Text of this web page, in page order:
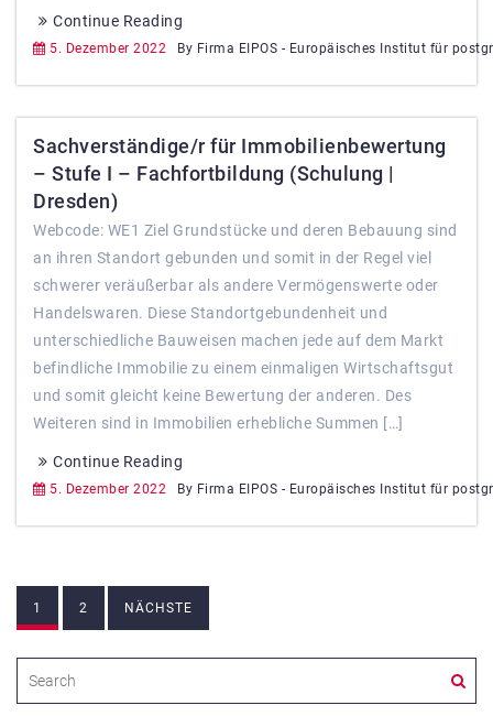
Continue Reading
5. Dezember 2022 By Firma EIPOS - Europäisches Institut für
Sachverständige/r für Immobilienbewertung
– Stufe I – Fachfortbildung (Schulung |
Dresden)
Webcode: WE1 Ziel Grundstücke und deren Bebauung sind
an ihren Standort gebunden und somit in der Regel viel
schwerer veräußerbar als andere Vermögenswerte oder
Handelswaren. Diese Standortgebundenheit und
unterschiedliche Bauweisen machen jede auf dem Markt
befindliche Immobilie zu einem einmaligen Wirtschaftsgut
und somit gleicht keine Bewertung der anderen. Des
Weiteren sind in Immobilien erhebliche Summen […]
Continue Reading
5. Dezember 2022 By Firma EIPOS - Europäisches Institut für
Beitragsnavigation
1 2 NÄCHSTE